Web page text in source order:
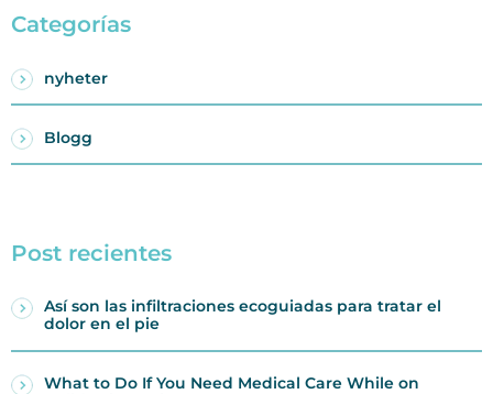
Categorías
nyheter
Blogg
Post recientes
Así son las infiltraciones ecoguiadas para tratar el
dolor en el pie
What to Do If You Need Medical Care While on